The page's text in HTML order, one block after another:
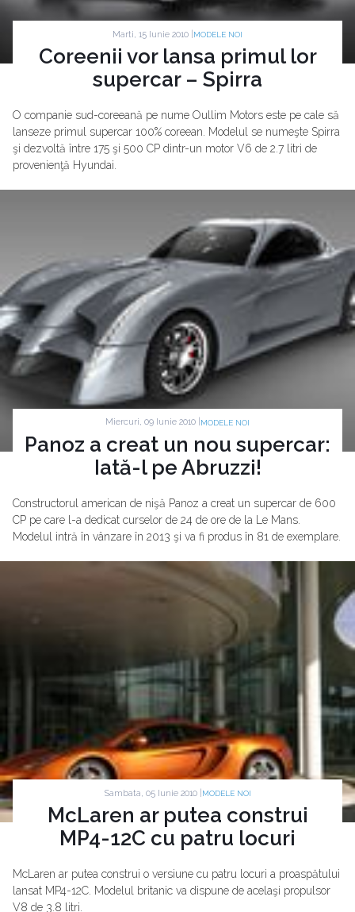
Marti, 15 Iunie 2010 | MODELE NOI
Coreenii vor lansa primul lor
supercar – Spirra
O companie sud-coreeană pe nume Oullim Motors este pe cale să
lanseze primul supercar 100% coreean. Modelul se numeşte Spirra
şi dezvoltă între 175 şi 500 CP dintr-un motor V6 de 2.7 litri de
provenienţă Hyundai.
Miercuri, 09 Iunie 2010 | MODELE NOI
Panoz a creat un nou supercar:
Iată-l pe Abruzzi!
Constructorul american de nişă Panoz a creat un supercar de 600
CP pe care l-a dedicat curselor de 24 de ore de la Le Mans.
Modelul intră în vânzare în 2013 şi va fi produs în 81 de exemplare.
Sambata, 05 Iunie 2010 | MODELE NOI
McLaren ar putea construi
MP4-12C cu patru locuri
McLaren ar putea construi o versiune cu patru locuri a proaspătului
lansat MP4-12C. Modelul britanic va dispune de acelaşi propulsor
V8 de 3.8 litri.